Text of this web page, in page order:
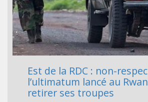
Est de la RDC : non-
l’ultimatum lancé au
retirer ses troupes